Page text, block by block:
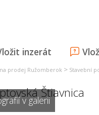
inzerát
prodej Ružomberok > Stavební
Štiavnica
v galerii